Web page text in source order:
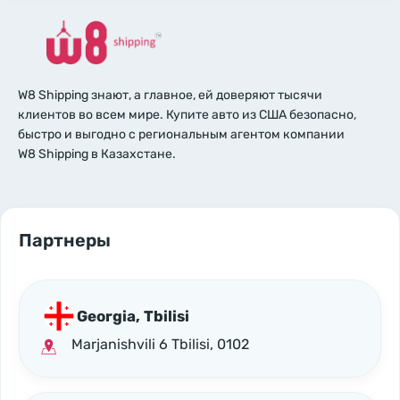
W8 Shipping знают, а главное, ей доверяют тысячи
клиентов во всем мире. Купите авто из США безопасно,
быстро и выгодно с региональным агентом компании
W8 Shipping в Казахстане.
Партнеры
Georgia, Tbilisi
Marjanishvili 6 Tbilisi, 0102